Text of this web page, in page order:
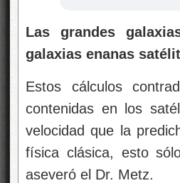
Las grandes
galaxias enanas
Estos cálculos
contenidas en los
velocidad que la
física clásica, esto
aseveró el Dr. Metz.